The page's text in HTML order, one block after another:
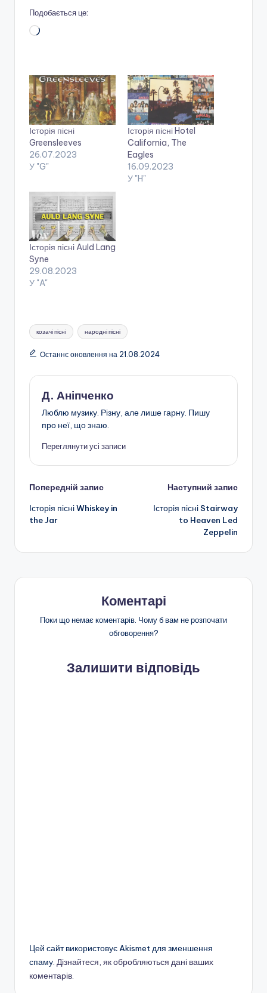
Подобається це:
Завантаження…
Історія пісні
Greensleeves
26.07.2023
У "G"
Історія пісні Hotel
California, The
Eagles
16.09.2023
У "H"
Історія пісні Auld Lang
Syne
29.08.2023
У "A"
Позначки:
козачі пісні народні пісні
Останнє оновлення на 21.08.2024
Д. Аніпченко
Люблю музику. Різну, але лише гарну. Пишу
про неї, що знаю.
Переглянути усі записи
Навігація
по
Попередній запис
Історія пісні Whiskey in
the Jar
Наступний запис
Історія пісні Stairway
to Heaven Led
Zeppelin
Коментарі
Поки що немає коментарів. Чому б вам не розпочати
обговорення?
Залишити відповідь
Цей сайт використовує Akismet для зменшення
спаму. Дізнайтеся, як обробляються дані ваших
коментарів.